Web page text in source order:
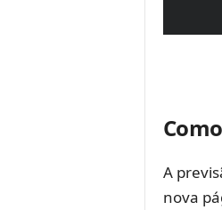
A
nova